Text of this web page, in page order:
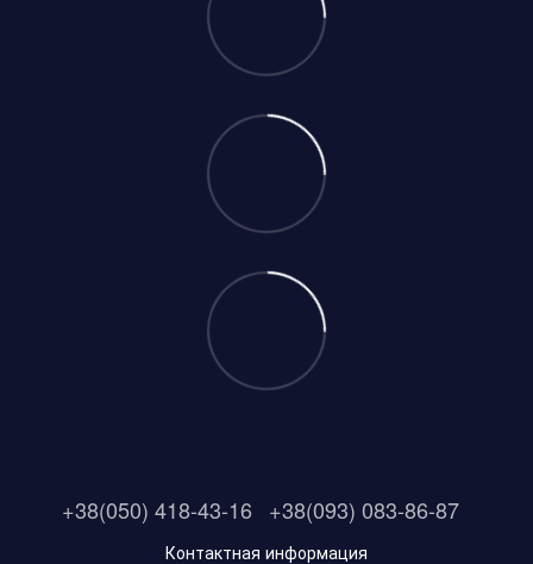
+38(050) 418-43-16 +38(093) 083-86-87
Контактная информация